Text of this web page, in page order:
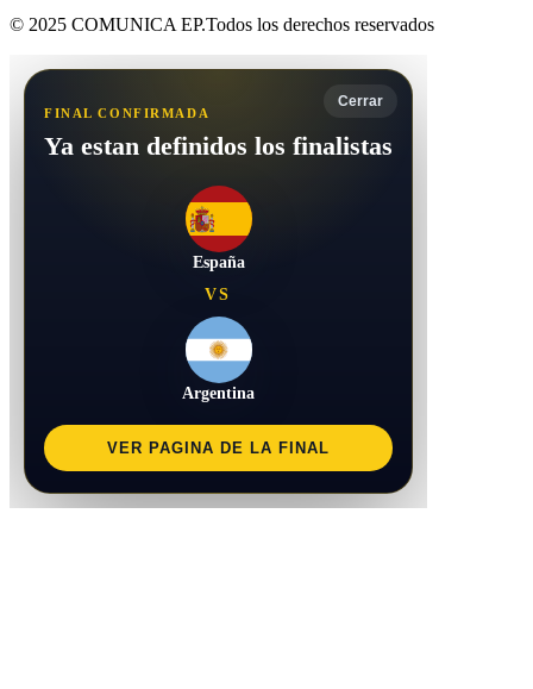
© 2025 COMUNICA EP.Todos los derechos reservados
Cerrar
FINAL CONFIRMADA
Ya estan definidos los finalistas
España
VS
Argentina
VER PAGINA DE LA FINAL